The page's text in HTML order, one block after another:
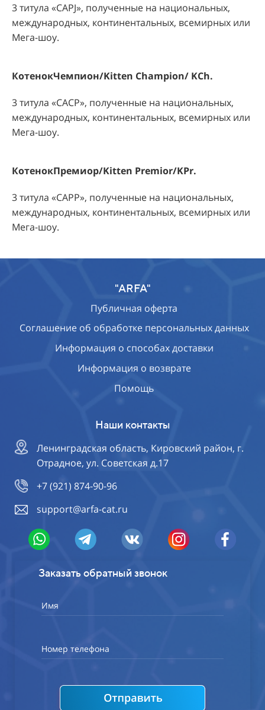
3 титула «CAPJ», полученные на национальных,
международных, континентальных, всемирных или
Мега-шоу.
КотенокЧемпион/Kitten Champion/ KCh.
3 титула «CACP», полученные на национальных,
международных, континентальных, всемирных или
Мега-шоу.
КотенокПремиор/Kitten Premior/KPr.
3 титула «CAPP», полученные на национальных,
международных, континентальных, всемирных или
Мега-шоу.
"ARFA"
Публичная оферта
Соглашение об обработке персональных данных
Информация о способах доставки
Информация о возврате
Помощь
Наши контакты
Ленинградская область, Кировский район, г.
Отрадное, ул. Советская д.17
+7 (921) 874-90-96
support@arfa-cat.ru
Заказать обратный звонок
Имя
Номер телефона